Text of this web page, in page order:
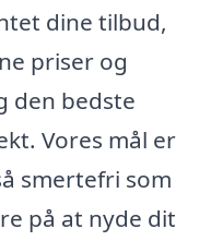
dine tilbud,
priser og
den bedste
Vores mål er
smertefri som
på at nyde dit